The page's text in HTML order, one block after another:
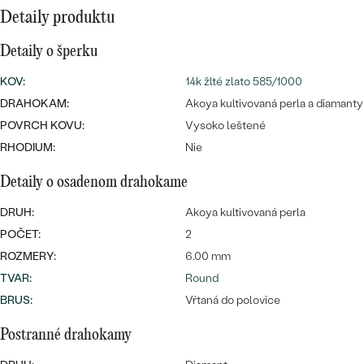
Najpredávanejšie
svadobné
obrúčky
PREZRIEŤ
DRAHOKAM
ZLATO
STRIEBRO
S DRAHOKAMAMI
S PERLAMI
PERSONALIZOVANÉ
SYMBOLICKÉ
MINIMALISTICKÉ
CENOVO DOSTUPNÉ
LUXUSNÉ
Detaily produktu
Detaily o šperku
KOV:
14k žlté zlato 585/1000
DRAHOKAM:
Akoya kultivovaná perla a diamanty
POVRCH KOVU:
Vysoko leštené
RHODIUM:
Nie
Detaily o osadenom drahokame
DRUH:
Akoya kultivovaná perla
POČET:
2
ROZMERY:
6.00 mm
TVAR:
Round
BRUS: Vŕtaná do polovice
Postranné drahokamy